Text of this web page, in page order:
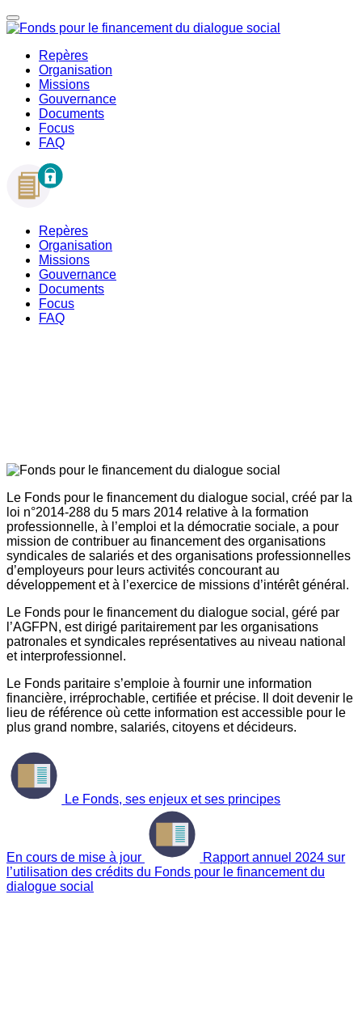
Repères
Organisation
Missions
Gouvernance
Documents
Focus
FAQ
Repères
Organisation
Missions
Gouvernance
Documents
Focus
FAQ
Le Fonds pour le financement du dialogue social, créé par la
loi n°2014-288 du 5 mars 2014 relative à la formation
professionnelle, à l’emploi et la démocratie sociale, a pour
mission de contribuer au financement des organisations
syndicales de salariés et des organisations professionnelles
d’employeurs pour leurs activités concourant au
développement et à l’exercice de missions d’intérêt général.
Le Fonds pour le financement du dialogue social, géré par
l’AGFPN, est dirigé paritairement par les organisations
patronales et syndicales représentatives au niveau national
et interprofessionnel.
Le Fonds paritaire s’emploie à fournir une information
financière, irréprochable, certifiée et précise. Il doit devenir le
lieu de référence où cette information est accessible pour le
plus grand nombre, salariés, citoyens et décideurs.
Le Fonds, ses enjeux et ses principes
En cours de mise à jour
Rapport annuel 2024 sur
l’utilisation des crédits du Fonds pour le financement du
dialogue social